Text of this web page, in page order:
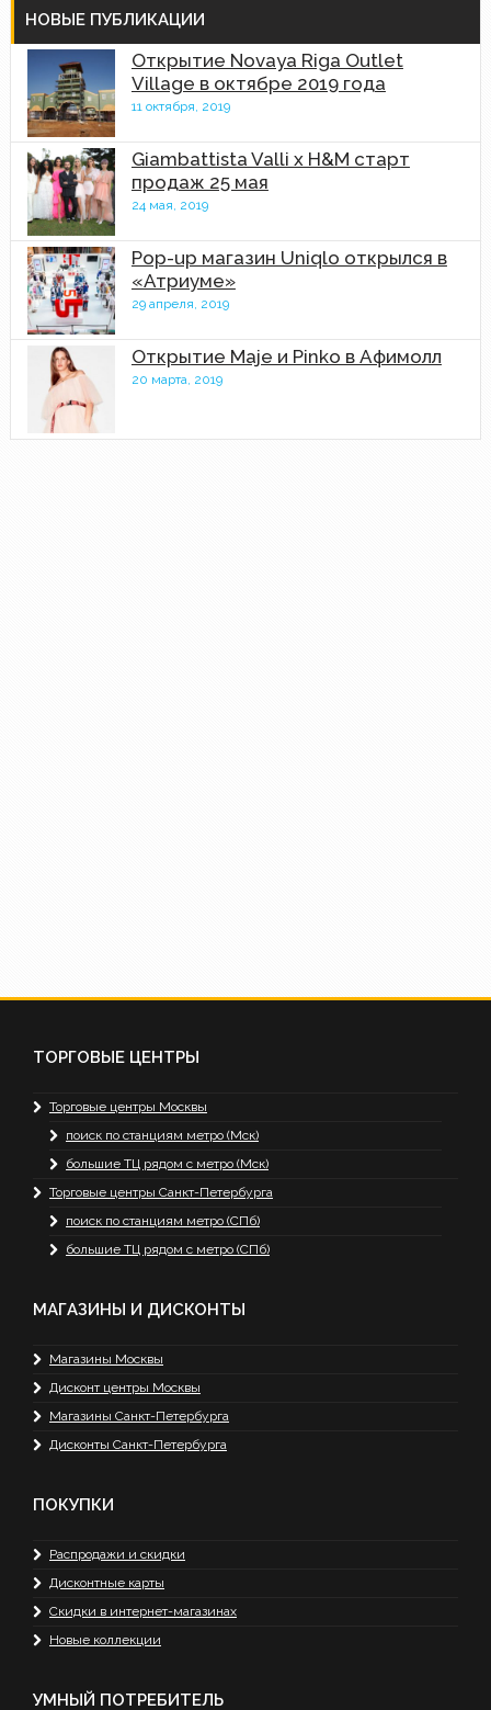
НОВЫЕ ПУБЛИКАЦИИ
Открытие Novaya Riga Outlet
Village в октябре 2019 года
11 октября, 2019
Giambattista Valli x H&M старт
продаж 25 мая
24 мая, 2019
Pop-up магазин Uniqlo открылся в
«Атриуме»
29 апреля, 2019
Открытие Maje и Pinko в Афимолл
20 марта, 2019
ТОРГОВЫЕ ЦЕНТРЫ
Торговые центры Москвы
поиск по станциям метро (Мск)
большие ТЦ рядом с метро (Мск)
Торговые центры Санкт-Петербурга
поиск по станциям метро (СПб)
большие ТЦ рядом с метро (СПб)
МАГАЗИНЫ И ДИСКОНТЫ
Магазины Москвы
Дисконт центры Москвы
Магазины Санкт-Петербурга
Дисконты Санкт-Петербурга
ПОКУПКИ
Распродажи и скидки
Дисконтные карты
Скидки в интернет-магазинах
Новые коллекции
УМНЫЙ ПОТРЕБИТЕЛЬ